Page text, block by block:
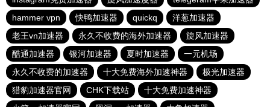
hammer vpn
快鸭加速器 quickq
洋葱加速器
老王vn加速器
永久不收费的海外加速器
旋风加速器
酷通加速器
银河加速器 夏时加速器
一元机场
永久不收费的加速器
十大免费海外加速神器
极光加速器
猎豹加速器官网
CHK下载站
十大免费加速神器